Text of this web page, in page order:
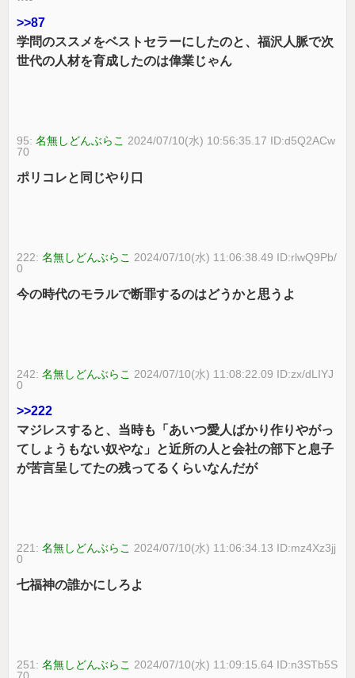
>>87
学問のススメをベストセラーにしたのと、福沢人脈で次
世代の人材を育成したのは偉業じゃん
95:名無しどんぶらこ 2024/07/10(水) 10:56:35.17 ID:d5Q2ACw
70
ポリコレと同じやり口
222:名無しどんぶらこ 2024/07/10(水) 11:06:38.49 ID:rlwQ9Pb/
0
今の時代のモラルで断罪するのはどうかと思うよ
242:名無しどんぶらこ 2024/07/10(水) 11:08:22.09 ID:zx/dLIYJ
0
>>222
マジレスすると、当時も「あいつ愛人ばかり作りやがっ
てしょうもない奴やな」と近所の人と会社の部下と息子
が苦言呈してたの残ってるくらいなんだが
221:名無しどんぶらこ 2024/07/10(水) 11:06:34.13 ID:mz4Xz3jj
0
七福神の誰かにしろよ
251:名無しどんぶらこ 2024/07/10(水) 11:09:15.64 ID:n3STb5S
70